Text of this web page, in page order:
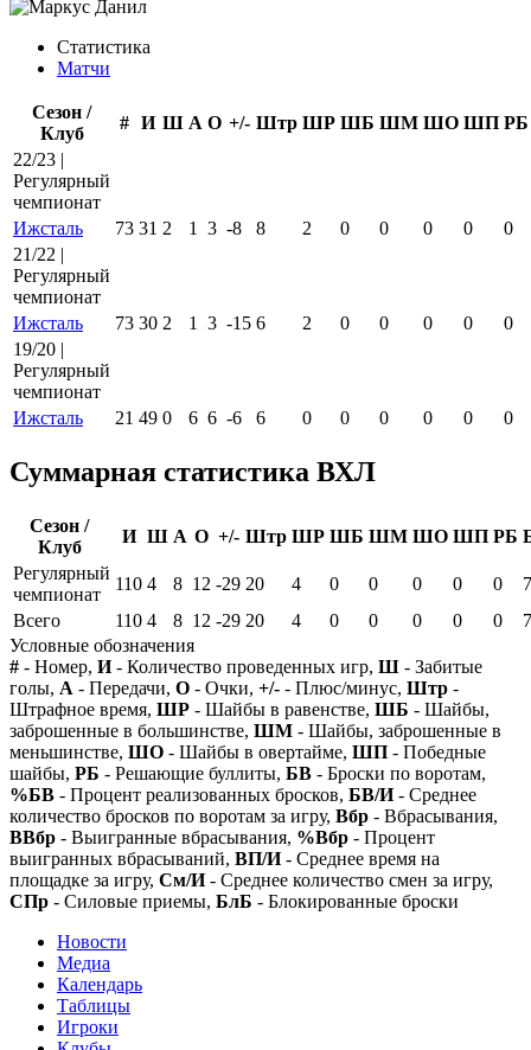
Статистика
Матчи
Сезон /
Клуб
# И Ш А О +/- Штр ШР ШБ ШМ ШО ШП РБ
22/23 |
Регулярный
чемпионат
Ижсталь
73 31 2 1 3 -8 8 2 0 0 0 0
0
21/22 |
Регулярный
чемпионат
Ижсталь
73 30 2 1 3 -15 6 2 0 0 0 0
0
19/20 |
Регулярный
чемпионат
Ижсталь
21 49 0 6 6 -6 6 0 0 0 0 0 0
Суммарная статистика ВХЛ
Сезон /
Клуб
И Ш А О +/- Штр ШР ШБ ШМ ШО ШП РБ
Регулярный
чемпионат
110 4 8 12 -29 20 4 0 0 0 0 0
Всего
110 4 8 12 -29 20 4 0 0 0 0 0
Условные обозначения
# - Номер, И- Количество проведенных игр, Ш - Забитые
голы, А - Передачи, О - Очки, +/- - Плюс/минус, Штр -
Штрафное время, ШР - Шайбы в равенстве, ШБ - Шайбы,
заброшенные в большинстве, ШМ - Шайбы, заброшенные в
меньшинстве, ШО - Шайбы в овертайме, ШП - Победные
шайбы, РБ - Решающие буллиты, БВ - Броски по воротам,
%БВ - Процент реализованных бросков, БВ/И- Среднее
количество бросков по воротам за игру, Вбр - Вбрасывания,
ВВбр - Выигранные вбрасывания, %Вбр - Процент
выигранных вбрасываний, ВП/И- Среднее время на
площадке за игру, См/И- Среднее количество смен за игру,
СПр - Силовые приемы, БлБ - Блокированные броски
Новости
Медиа
Календарь
Таблицы
Игроки